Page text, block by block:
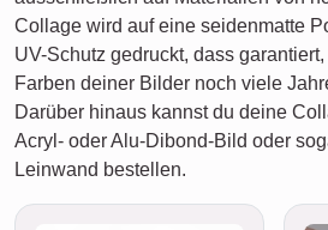
Collage wird auf eine seidenmatte
UV-Schutz gedruckt, dass
Farben deiner Bilder noch viele
Darüber hinaus kannst du deine
Acryl- oder Alu-Dibond-Bild oder
Leinwand bestellen.